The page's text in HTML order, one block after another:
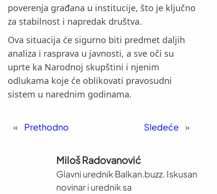
poverenja građana u institucije, što je ključno
za stabilnost i napredak društva.
Ova situacija će sigurno biti predmet daljih
analiza i rasprava u javnosti, a sve oči su
uprte ka Narodnoj skupštini i njenim
odlukama koje će oblikovati pravosudni
sistem u narednim godinama.
« Prethodno Sledeće »
Miloš Radovanović
Glavni urednik Balkan.buzz. Iskusan
novinar i urednik sa